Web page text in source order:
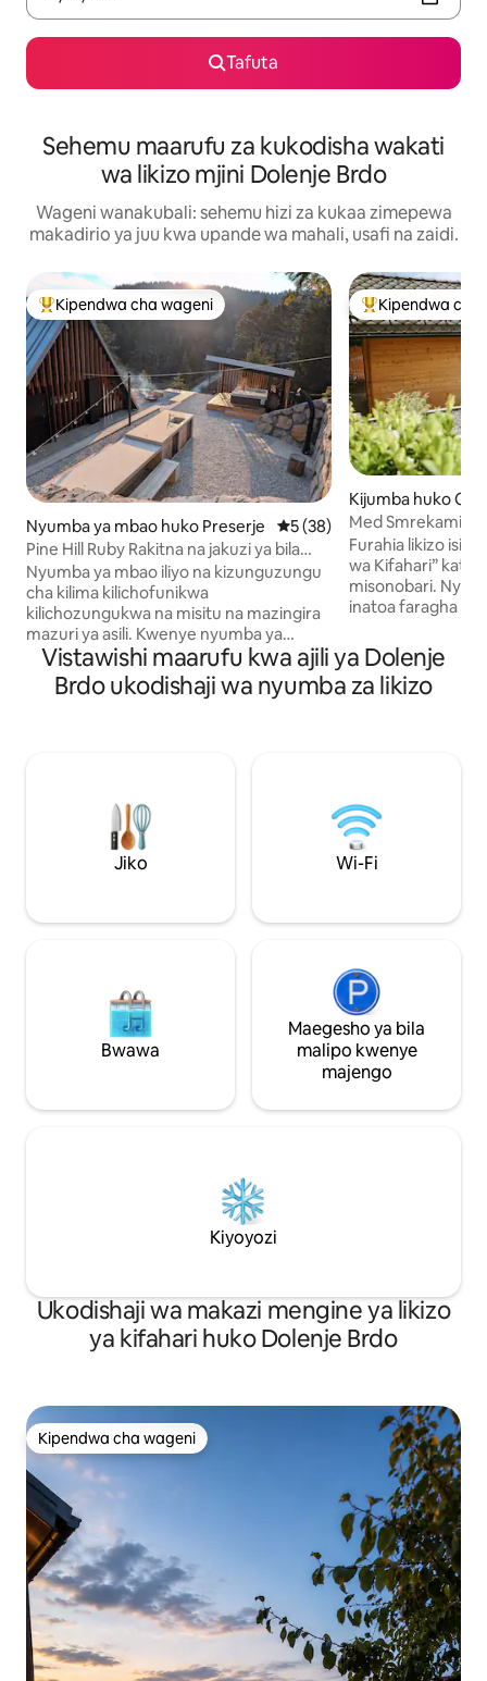
Tafuta
Sehemu maarufu za kukodisha wakati
wa likizo mjini Dolenje Brdo
Wageni wanakubali: sehemu hizi za kukaa zimepewa
makadirio ya juu kwa upande wa mahali, usafi na zaidi.
Kipendwa maarufu cha wageni
Kipendwa cha wageni
Nyumba ya mbao huko Preserje Ukadiriaji wa wastani wa 5
5 (38)
Pine Hill Ruby Rakitna na jakuzi ya bila
malipo
Nyumba ya mbao iliyo na kizunguzungu
cha kilima kilichofunikwa
kilichozungukwa na misitu na mazingira
mazuri ya asili. Kwenye nyumba ya
mbao, jiko kamili lenye vistawishi vyote
na vitanda vya starehe vyenye mandhari
ya ghorofa ya juu. Mbele ya nyumba ya
kuna Ziwa Rakitna, ambalo linafaa kwa
ajili ya kuteleza juu ya maji ukiwa
umesimama, kuogelea wakati wa
kiangazi na kuvua samaki. Mahali pazuri
karibu au kwa ajili ya kuendesha baiskeli.
kwa moja kutoka kwenye bomba.
Kipendwa
Kipendwa cha
Kijumba huko
renjskem
Med Smrekami |
na SPA ya Kifahari
Furahia likizo
wa Kifahari”
misonobari.
inatoa faragha
yenye mandhari
kifahari cha
ya kuonyesha
wanaotafuta
mapumziko
kwenye
cha RNO: 108171
Vistawishi maarufu kwa ajili ya Dolenje
Brdo ukodishaji wa nyumba za likizo
Jiko Wi-Fi
Bwawa
Maegesho ya bila
malipo kwenye
majengo
Kiyoyozi
Ukodishaji wa makazi mengine ya likizo
ya kifahari huko Dolenje Brdo
Kipendwa cha wageni
Kipendwa cha wageni